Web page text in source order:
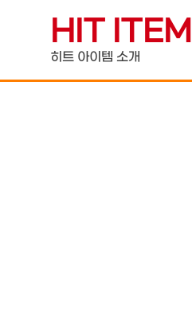
contentHIT ITEM
히트 아이템 소개